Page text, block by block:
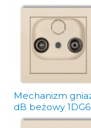
Mechanizm
dB beżowy